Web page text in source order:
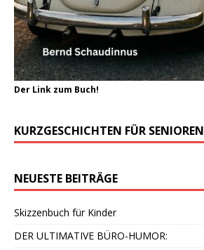
Der Link zum Buch!
KURZGESCHICHTEN FÜR SENIOREN
NEUESTE BEITRÄGE
Skizzenbuch für Kinder
DER ULTIMATIVE BÜRO-HUMOR: